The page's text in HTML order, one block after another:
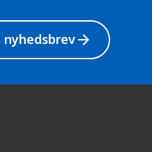
arrow_forward